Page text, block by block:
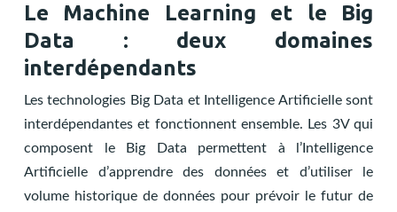
Le Machine Learning et le Big
Data : deux domaines
interdépendants
Les technologies Big Data et Intelligence Artificielle sont
interdépendantes et fonctionnent ensemble. Les 3V qui
composent le Big Data permettent à l’Intelligence
Artificielle d’apprendre des données et d’utiliser le
volume historique de données pour prévoir le futur de